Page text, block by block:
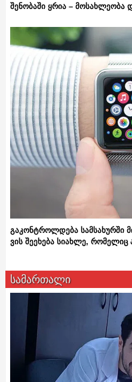
შენობაში ყრია – მოსახლეობა
გაკონტროლდება სამსახურში
ვის შეეხება სიახლე,
სამართალი